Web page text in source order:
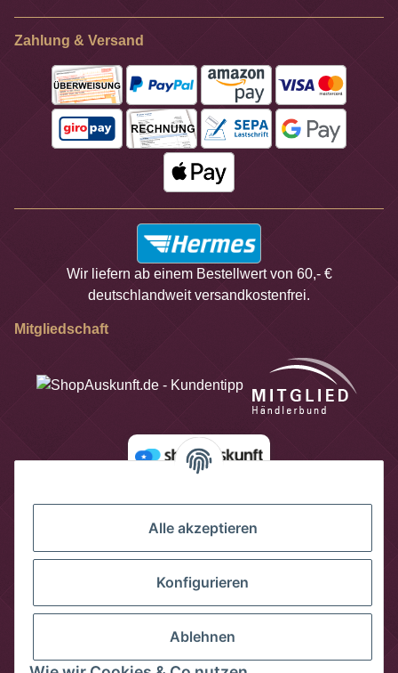
Alle akzeptieren
Konfigurieren
Ablehnen
Zahlung & Versand
Wir liefern ab einem Bestellwert von 60,- €
deutschlandweit versandkostenfrei.
Mitgliedschaft